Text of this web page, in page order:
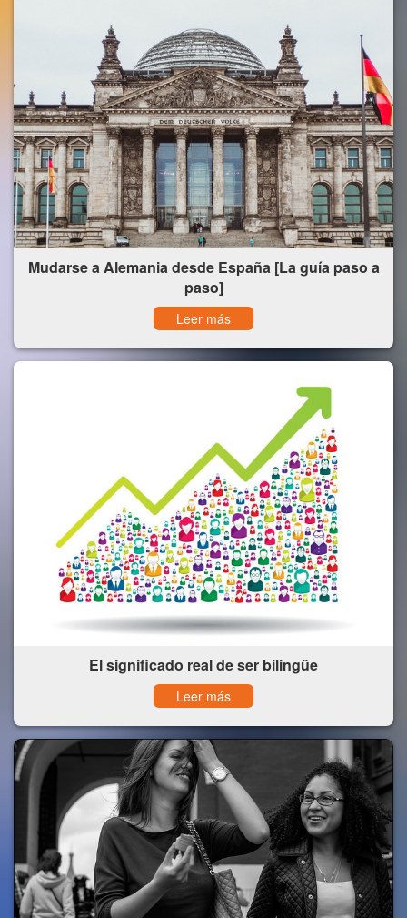
Mudarse a Alemania desde España [La guía paso a
paso]
Leer más
El significado real de ser bilingüe
Leer más